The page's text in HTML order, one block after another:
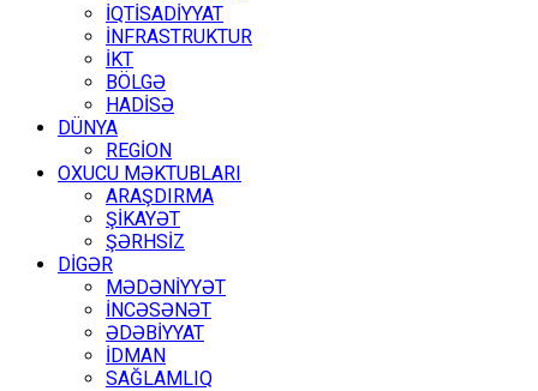
İQTİSADİYYAT
İNFRASTRUKTUR
İKT
BÖLGƏ
HADİSƏ
DÜNYA
REGİON
OXUCU MƏKTUBLARI
ARAŞDIRMA
ŞİKAYƏT
ŞƏRHSİZ
DİGƏR
MƏDƏNİYYƏT
İNCƏSƏNƏT
ƏDƏBİYYAT
İDMAN
SAĞLAMLIQ